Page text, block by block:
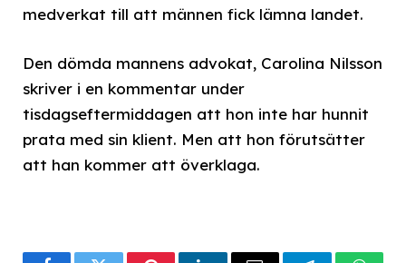
medverkat till att männen fick lämna landet.
Den dömda mannens advokat, Carolina Nilsson
skriver i en kommentar under
tisdagseftermiddagen att hon inte har hunnit
prata med sin klient. Men att hon förutsätter
att han kommer att överklaga.